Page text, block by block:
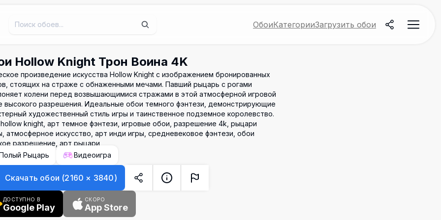
ОбоиКатегорииЗагрузить обои
Hollow Knight Трон Воина 4K
произведение искусства Hollow Knight с изображением бронированных
стоящих на страже с обнаженными мечами. Павший рыцарь с рогами
колени перед возвышающимися стражами в этой атмосферной игровой
высокого разрешения. Идеальные обои темного фэнтези, демонстрирующие
художественный стиль игры и таинственное подземное королевство.
knight, арт темное фэнтези, игровые обои, разрешение 4k, рыцари
атмосферное искусство, арт инди игры, средневековое фэнтези, обои
разрешение, арт рыцари
Рыцарь
Видеоигра
Скачать обои (2160 × 3840)
ДОСТУПНО В
Google Play
СКОРО
App Store